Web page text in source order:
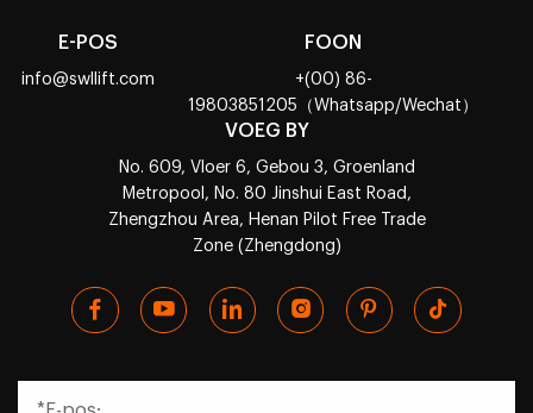
E-POS
info@swllift.com
FOON
+(00) 86-
19803851205（Whatsapp/Wechat）
VOEG BY
No. 609, Vloer 6, Gebou 3, Groenland
Metropool, No. 80 Jinshui East Road,
Zhengzhou Area, Henan Pilot Free Trade
Zone (Zhengdong)